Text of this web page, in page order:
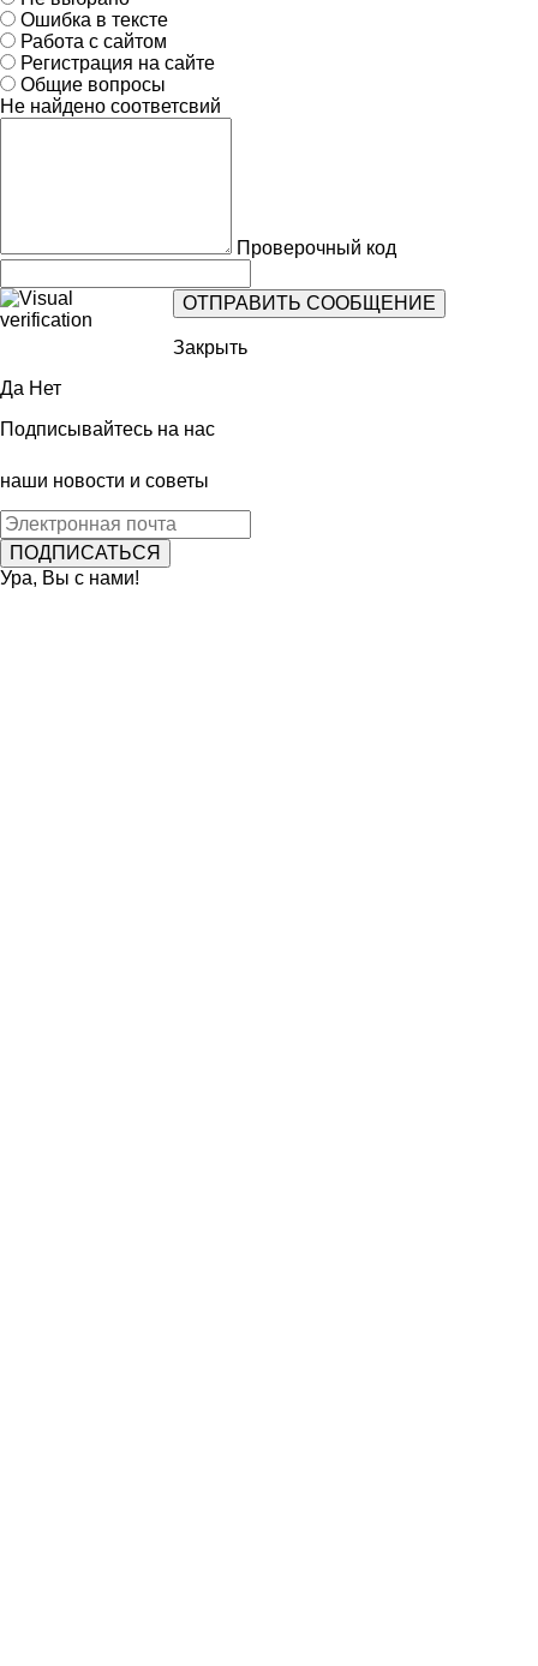
Ошибка в тексте
Работа с сайтом
Регистрация на сайте
Общие вопросы
Не найдено соответсвий
Проверочный код
Закрыть
Да Нет
Подписывайтесь на нас
наши новости и советы
Ура, Вы с нами!